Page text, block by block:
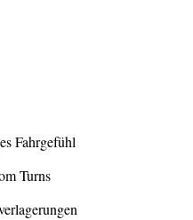
Fahrgefühl
Turns